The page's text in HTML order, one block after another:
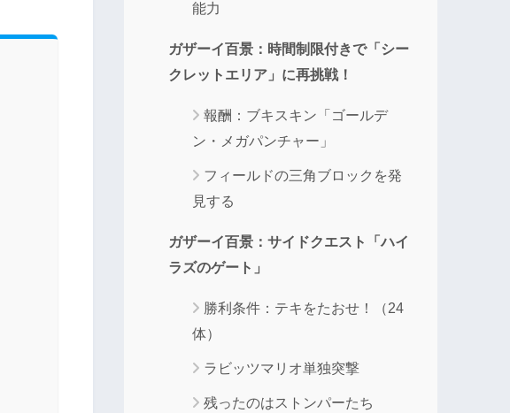
能力
ガザーイ百景：時間制限付きで「シー
クレットエリア」に再挑戦！
報酬：ブキスキン「ゴールデ
ン・メガパンチャー」
フィールドの三角ブロックを発
見する
ガザーイ百景：サイドクエスト「ハイ
ラズのゲート」
勝利条件：テキをたおせ！（24
体）
ラビッツマリオ単独突撃
残ったのはストンパーたち